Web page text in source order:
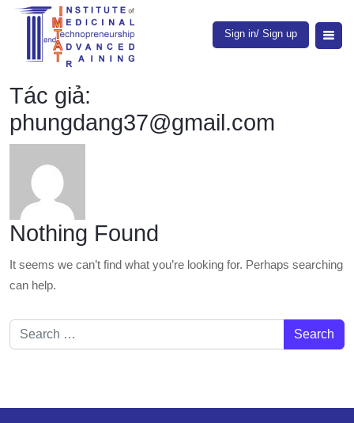
Sign in/ Sign up
Tác giả:
phungdang37@gmail.com
Nothing Found
It seems we can’t find what you’re looking for. Perhaps searching
can help.
Search for: